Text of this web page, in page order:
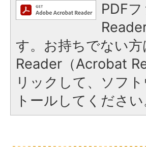
PDF
す。お持ちでない
Reader（Acrobat
リックして、ソフ
トールしてください